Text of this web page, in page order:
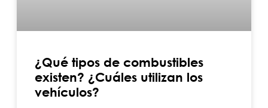
¿Qué tipos de combustibles
existen? ¿Cuáles utilizan los
vehículos?